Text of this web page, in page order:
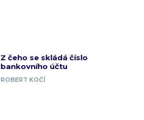
Z čeho se skládá číslo
bankovního účtu
ROBERT KOČÍ